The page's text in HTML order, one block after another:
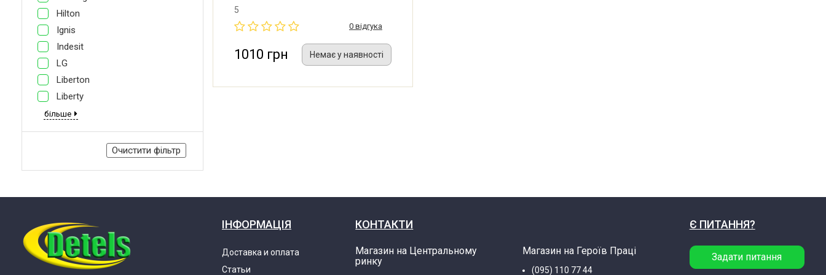
Hilton
Ignis
Indesit
LG
Liberton
Liberty
більше
Очистити фільтр
57 мм. 220-230V, 50Hz, 1.1A, Cap
5
0 відгука
1010 грн Немає у наявності
ІНФОРМАЦІЯ
Доставка и оплата
Статьи
КОНТАКТИ
Магазин на Центральному
ринку
Магазин на Героїв Праці
(095) 110 77 44
Є ПИТАННЯ?
Задати питання